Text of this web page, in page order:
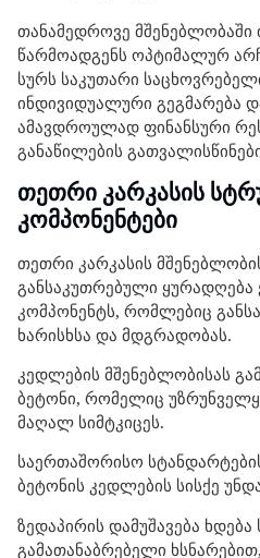
თანამედროვე მშენებლობაში
წარმოადგენს ოპტიმალურ
სურს საკუთარი
ინდივიდუალური გეგმარება
ამავდროულად ფინანსური
განაწილების
თეთრი კარკასის
კომპონენტები
თეთრი კარკასის
განსაკუთრებული
კომპონენტს, რომლებიც
ხარისხსა და მდგრადობას.
კედლების მშენებლობისას
ბეტონი, რომელიც
მაღალ სიმტკიცეს.
საერთაშორისო
ბეტონის კედლების სისქე
ზედაპირის დამუშავება
გამათანაბრებელი